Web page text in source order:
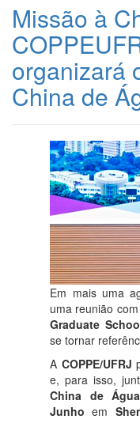
Missão à
organizará
China de
Em mais uma
uma reunião
Graduate
se tornar
A COPPE/UFRJ
e, para isso,
China de
Junho em